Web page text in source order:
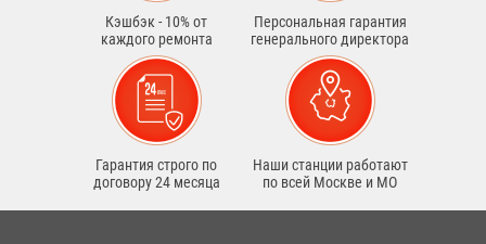
Кэшбэк - 10% от
каждого ремонта
Персональная гарантия
генерального директора
Гарантия строго по
договору 24 месяца
Наши станции работают
по всей Москве и МО